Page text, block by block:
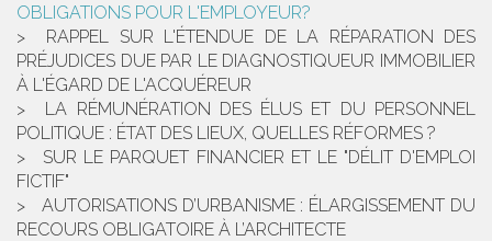
OBLIGATIONS POUR L'EMPLOYEUR?
RAPPEL SUR L'ÉTENDUE DE LA RÉPARATION DES
PRÉJUDICES DUE PAR LE DIAGNOSTIQUEUR IMMOBILIER
À L'ÉGARD DE L'ACQUÉREUR
LA RÉMUNÉRATION DES ÉLUS ET DU PERSONNEL
POLITIQUE : ÉTAT DES LIEUX, QUELLES RÉFORMES ?
SUR LE PARQUET FINANCIER ET LE "DÉLIT D'EMPLOI
FICTIF"
AUTORISATIONS D’URBANISME : ÉLARGISSEMENT DU
RECOURS OBLIGATOIRE À L’ARCHITECTE